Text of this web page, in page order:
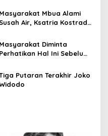
Harga Beras Nasional
Masyarakat Mbua Alami
Susah Air, Ksatria Kostrad
Dekat!”
Masyarakat Diminta
Perhatikan Hal Ini Sebelum
Putaran Terakhir Joko